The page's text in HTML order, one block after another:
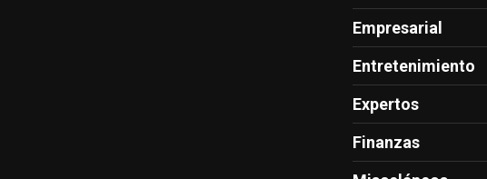
Empresarial
Entretenimiento
Expertos
Finanzas